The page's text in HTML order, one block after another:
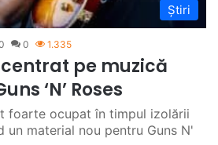
Știri
0 1.335
pe muzică
‘N’ Roses
foarte ocupat în timpul izolării
un material nou pentru Guns N'